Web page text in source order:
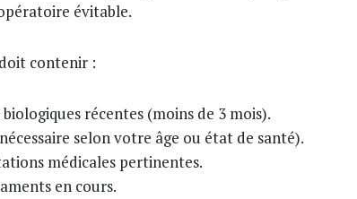
évitable.
contenir :
récentes (moins de 3 mois).
selon votre âge ou état de santé).
médicales pertinentes.
en cours.